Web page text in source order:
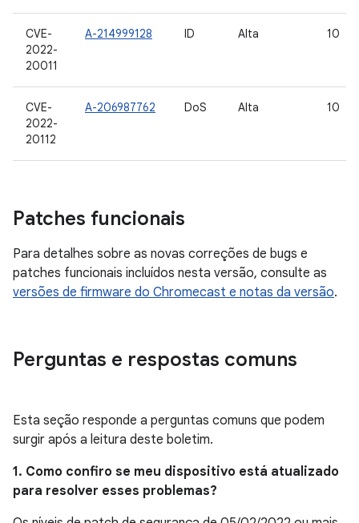
CVE-
2022-
20011
A-214999128 ID Alta 10
CVE-
2022-
20112
A-206987762 DoS Alta 10
Patches funcionais
Para detalhes sobre as novas correções de bugs e
patches funcionais incluídos nesta versão, consulte as
versões de firmware do Chromecast e notas da versão.
Perguntas e respostas comuns
Esta seção responde a perguntas comuns que podem
surgir após a leitura deste boletim.
1. Como confiro se meu dispositivo está atualizado
para resolver esses problemas?